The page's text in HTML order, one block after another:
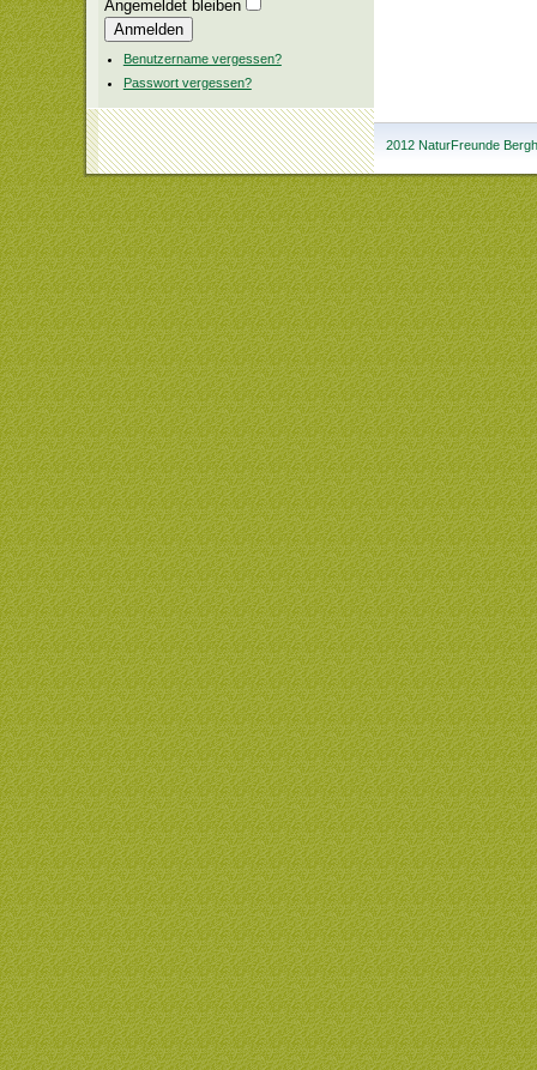
Angemeldet bleiben
Anmelden
Benutzername vergessen?
Passwort vergessen?
2012 NaturFreunde